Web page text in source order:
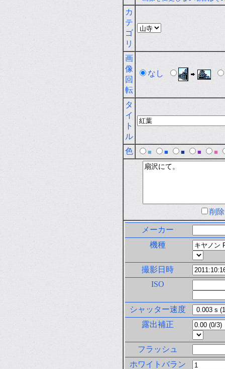
カ
テ
ゴ
リ
画
像
回
転
なし
タ
イ
ト
ル
色
■ ■ ■ ■ ■
削
メーカー
機種
撮影日時
ISO
シャッター速度
露出補正
フラッシュ
ホワイトバラン